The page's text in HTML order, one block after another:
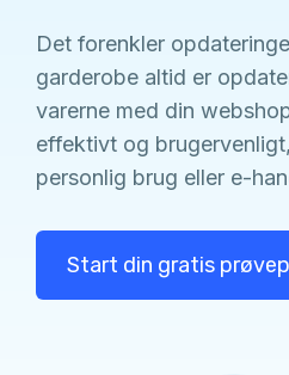
Det forenkler
garderobe altid er
varerne med din
effektivt og
personlig brug eller e-
Start din gratis